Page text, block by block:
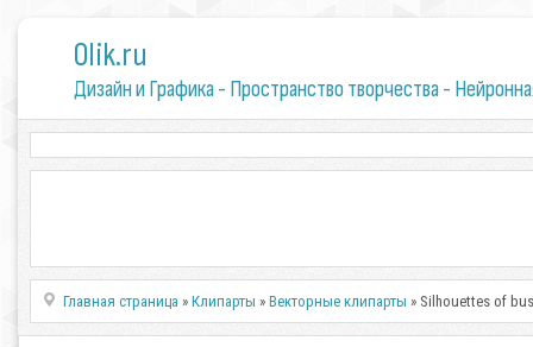
0lik.ru
Дизайн и Графика - Пространство творчества -
Главная страница »Клипарты »Векторные клипарты » Silhouettes of